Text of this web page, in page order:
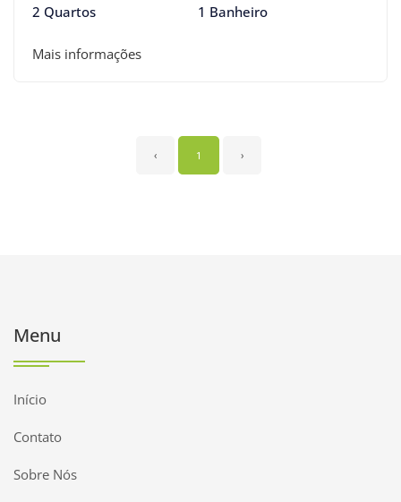
2 Quartos 1 Banheiro
Mais informações
‹ 1 ›
Menu
Início
Contato
Sobre Nós